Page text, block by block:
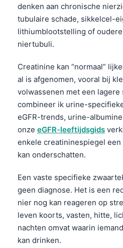
denken aan chronische
tubulaire schade, sikkelcel-
lithiumblootstelling of
niertubuli.
Creatinine kan “normaal”
al is afgenomen, vooral bij
volwassenen met een lagere
combineer ik urine-
eGFR-trends, urine-
onze eGFR-leeftijdsgids
enkele creatininespiegel
kan onderschatten.
Een vaste specifieke
geen diagnose. Het is een
nier nog kan reageren op
leven koorts, vasten, hitte,
nachten omvat waarin
kan drinken.